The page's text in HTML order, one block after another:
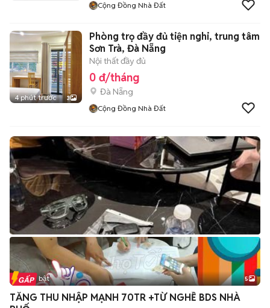
Cộng Đồng Nhà Đất
4 phút trước 3
Phòng trọ đầy đủ tiện nghi, trung tâm
Sơn Trà, Đà Nẵng
Nội thất đầy đủ
0 đ/tháng
Đà Nẵng
Cộng Đồng Nhà Đất
Tin nổi bật 5
TĂNG THU NHẬP MẠNH 70TR +TỪ NGHỀ BDS NHÀ